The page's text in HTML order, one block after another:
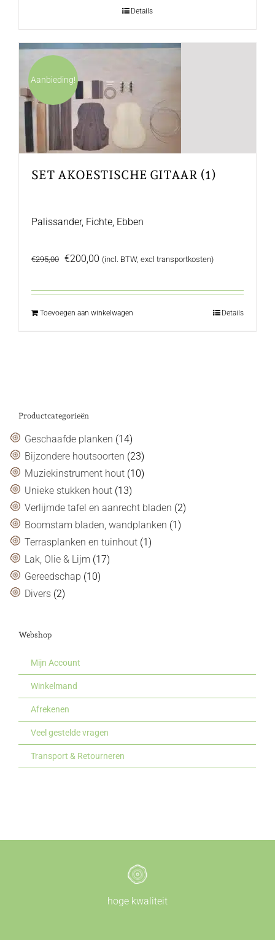
Details
Aanbieding!
SET AKOESTISCHE GITAAR (1)
Palissander, Fichte, Ebben
€295,00 Oorspronkelijke
€200,00 Huidige
(incl. BTW, excl transportkosten)
Toevoegen aan winkelwagen Details
Productcategorieën
Geschaafde planken (14)
Bijzondere houtsoorten (23)
Muziekinstrument hout (10)
Unieke stukken hout (13)
Verlijmde tafel en aanrecht bladen (2)
Boomstam bladen, wandplanken (1)
Terrasplanken en tuinhout (1)
Lak, Olie & Lijm (17)
Gereedschap (10)
Divers (2)
Webshop
Mijn Account
Winkelmand
Afrekenen
Veel gestelde vragen
Transport & Retourneren
hoge kwaliteit